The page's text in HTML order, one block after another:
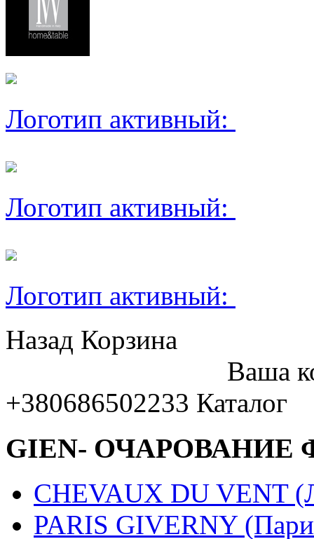
Логотип активный:
Логотип активный:
Логотип активный:
Назад Корзина
Ваша
+380686502233 Каталог
GIEN-
CHEVAUX DU VENT
PARIS GIVERNY